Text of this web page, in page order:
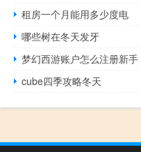
租房一个月能用多少度电
哪些树在冬天发牙
梦幻西游账户怎么注册新手
cube四季攻略冬天